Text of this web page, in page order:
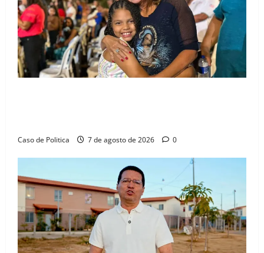
Caso de Politica 7 de agosto de 2026 0